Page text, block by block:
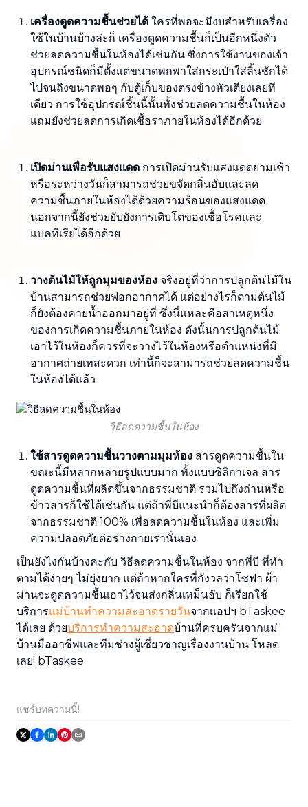
เครื่องดูดความชื้นช่วยได้ ใครที่พอจะมีงบสำหรับเครื่อง
ใช้ในบ้านบ้างล่ะก็ เครื่องดูดความชื้นก็เป็นอีกหนึ่งตัว
ช่วยลดความชื้นในห้องได้เช่นกัน ซึ่งการใช้งานของเจ้า
อุปกรณ์ชนิดก็มีตั้งแต่ขนาดพกพาใส่กระเป๋าใส่ลิ้นชักได้
ไปจนถึงขนาดพอๆ กับตู้เก็บของตรงข้างหัวเตียงเลยที
เดียว การใช้อุปกรณ์ชิ้นนี้นั้นทั้งช่วยลดความชื้นในห้อง
แถมยังช่วยลดการเกิดเชื้อราภายในห้องได้อีกด้วย
เปิดม่านเพื่อรับแสงแดด การเปิดม่านรับแสงแดดยามเช้า
หรือระหว่างวันก็สามารถช่วยขจัดกลิ่นอับและลด
ความชื้นภายในห้องได้ด้วยความร้อนของแสงแดด
นอกจากนี้ยังช่วยยับยังการเติบโตของเชื้อโรคและ
แบคทีเรียได้อีกด้วย
วางต้นไม้ให้ถูกมุมของห้อง จริงอยู่ที่ว่าการปลูกต้นไม้ใน
บ้านสามารถช่วยฟอกอากาศได้ แต่อย่างไรก็ตามต้นไม้
ก็ยังต้องคายน้ำออกมาอยู่ที่ ซึ่งนี่แหละคือสาเหตุหนึ่ง
ของการเกิดความชื้นภายในห้อง ดังนั้นการปลูกต้นไม้
เอาไว้ในห้องก็ควรที่จะวางไว้ในห้องหรือตำแหน่งที่มี
อากาศถ่ายเทสะดวก เท่านี้ก็จะสามารถช่วยลดความชื้น
ในห้องได้แล้ว
วิธีลดความชื้นในห้อง
ใช้สารดูดความชื้นวางตามมุมห้อง สารดูดความชื้นใน
ขณะนี้มีหลากหลายรูปแบบมาก ทั้งแบบซิลิกาเจล สาร
ดูดความชื้นที่ผลิตขึ้นจากธรรมชาติ รวมไปถึงถ่านหรือ
ข้าวสารก็ใช้ได้เช่นกัน แต่ถ้าพี่บีแนะนำก็ต้องสารที่ผลิต
จากธรรมชาติ 100% เพื่อลดความชื้นในห้อง และเพิ่ม
ความปลอดภัยต่อร่างกายเรานั่นเอง
เป็นยังไงกันบ้างคะกับ วิธีลดความชื้นในห้อง จากพี่บี ที่ทำ
ตามได้ง่ายๆ ไม่ยุ่งยาก แต่ถ้าหากใครที่กังวลว่าโซฟา ผ้า
ม่านจะดูดความชื้นเอาไว้จนส่งกลิ่นเหม็นอับ ก็เรียกใช้
บริการแม่บ้านทำความสะอาดรายวันจากแอปฯ bTaskee
ได้เลย ด้วยบริการทำความสะอาดบ้านที่ครบครันจากแม่
บ้านมืออาชีพและทีมช่างผู้เชี่ยวชาญเรื่องงานบ้าน โหลด
เลย! bTaskee
แชร์บทความนี้!